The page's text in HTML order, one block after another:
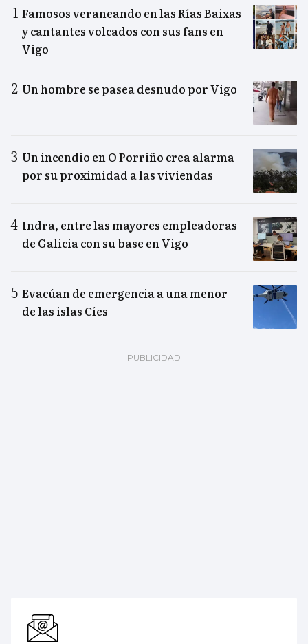
Famosos veraneando en las Rías Baixas
y cantantes volcados con sus fans en
Vigo
Un hombre se pasea desnudo por Vigo
Un incendio en O Porriño crea alarma
por su proximidad a las viviendas
Indra, entre las mayores empleadoras
de Galicia con su base en Vigo
Evacúan de emergencia a una menor
de las islas Cíes